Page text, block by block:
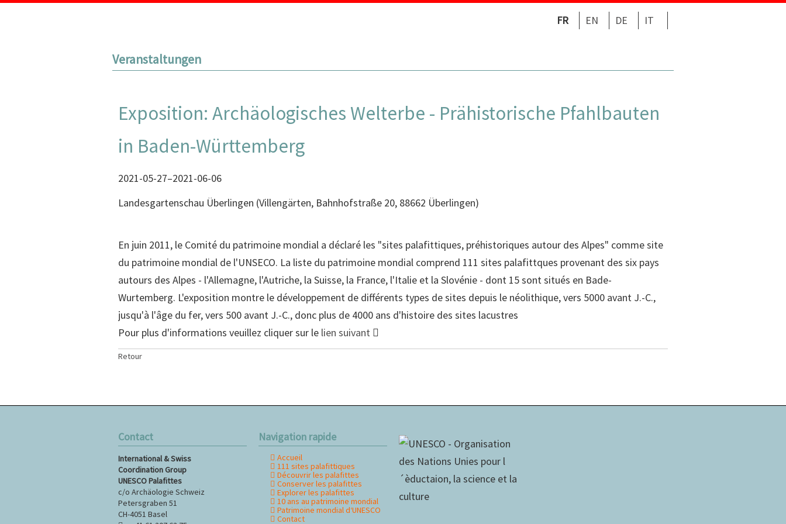
FR EN DE IT
Veranstaltungen
Exposition: Archäologisches Welterbe - Prähistorische Pfahlbauten
in Baden-Württemberg
2021-05-27–2021-06-06
Landesgartenschau Überlingen (Villengärten, Bahnhofstraße 20, 88662 Überlingen)
En juin 2011, le Comité du patrimoine mondial a déclaré les "sites palafittiques, préhistoriques autour des Alpes" comme site
du patrimoine mondial de l'UNSECO. La liste du patrimoine mondial comprend 111 sites palafittques provenant des six pays
autours des Alpes - l'Allemagne, l'Autriche, la Suisse, la France, l'Italie et la Slovénie - dont 15 sont situés en Bade-
Wurtemberg. L'exposition montre le développement de différents types de sites depuis le néolithique, vers 5000 avant J.-C.,
jusqu'à l'âge du fer, vers 500 avant J.-C., donc plus de 4000 ans d'histoire des sites lacustres
Pour plus d'informations veuillez cliquer sur le lien suivant
Retour
Contact
International & Swiss
Coordination Group
UNESCO Palafittes
c/o Archäologie Schweiz
Petersgraben 51
CH-4051 Basel
Navigation rapide
Aller
contenu
Accueil
111 sites palafittiques
Découvrir les palafittes
Conserver les palafittes
Explorer les palafittes
10 ans au patrimoine mondial
Patrimoine mondial d‘UNESCO
Contact